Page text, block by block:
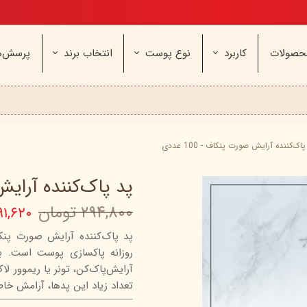
کاربرد
عطر - ادکلن
اسپری بدن
دئودرانت - مام
نوع پوست انتخاب برند
نیوره بیول
ایپک
شون
ویتابلا سینره
سیلکر
مهرونا سی‌گل
نو‌ آکنه ویتالیر
یونی لد هرمودر
آرایش صورت پنکاف - 100 عددی
پد پاک‌کننده آرایش
۲۹۴,۸۰۰ تومان ۱۹۱,۶۲۰
روزانه پاکسازی پوست
آرایش‌پاک‌کن، تونر یا
تعداد زیاد این پدها، آرامش